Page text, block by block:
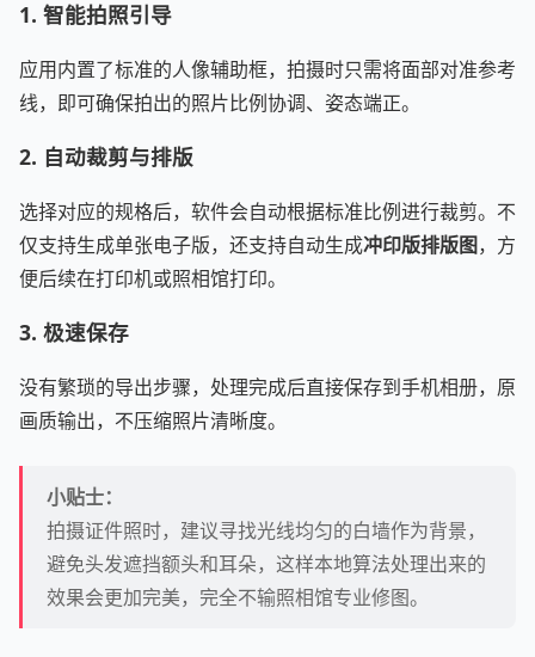
1. 智能拍照引导
应用内置了标准的人像辅助框，拍摄时只需将面部对准参考
线，即可确保拍出的照片比例协调、姿态端正。
2. 自动裁剪与排版
选择对应的规格后，软件会自动根据标准比例进行裁剪。不
仅支持生成单张电子版，还支持自动生成冲印版排版图，方
便后续在打印机或照相馆打印。
3. 极速保存
没有繁琐的导出步骤，处理完成后直接保存到手机相册，原
画质输出，不压缩照片清晰度。
小贴士：
拍摄证件照时，建议寻找光线均匀的白墙作为背景，
避免头发遮挡额头和耳朵，这样本地算法处理出来的
效果会更加完美，完全不输照相馆专业修图。